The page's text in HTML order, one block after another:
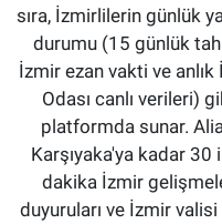
sıra, İzmirlilerin günlük
durumu (15 günlük
İzmir ezan vakti ve
Odası canlı verileri)
platformda sunar.
Karşıyaka'ya kadar
dakika İzmir
duyuruları ve İzmir valisi